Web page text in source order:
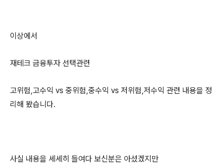
이상에서
재테크 금융투자 선택관련
고위험,고수익 vs 중위험,중수익 vs 저위험,저수익 관련 내용을 정
리해 봤습니다.
사실 내용을 세세히 들여다 보신분은 아셨겠지만